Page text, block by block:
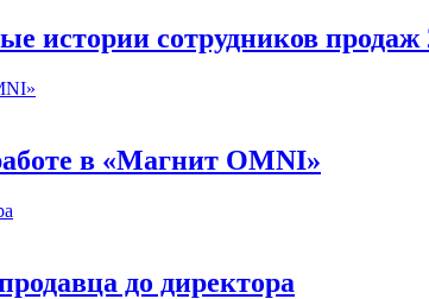
истории сотрудников
в «Магнит OMNI»
до директора